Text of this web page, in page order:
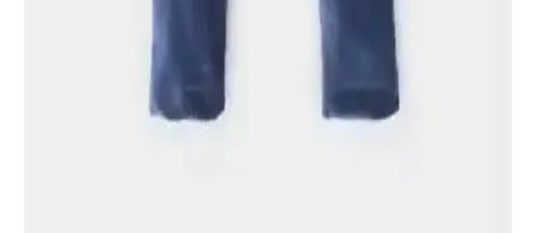
DeFacto'nun bebekler için tasarladığı bej renkli, esnek ve pamuklu
triko tayt, konfor ve şıklığı bir arada sunar. Günlük kullanım ve
soğuk havalar için ideal, uzun ömürlü ve şık bir tercih.
Cigit Fitilli Tayt ve Katia & Bony Renkli Fitilli Tayt
Karşılaştırması: Özellikler ve Kullanıcı Yorumları